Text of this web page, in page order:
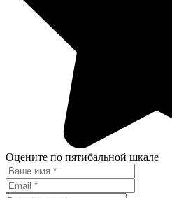
Оцените по пятибальной шкале